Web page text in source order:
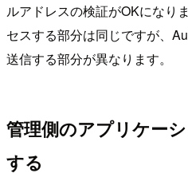
ルアドレスの検証がOKになり
セスする部分は同じですが、
送信する部分が異なります。
管理側のアプリケー
する